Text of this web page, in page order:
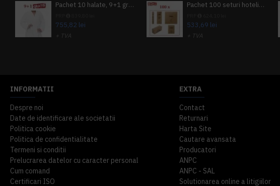
Pachet 10 halate, 9+1 gratuit
755,82 lei
+ TVA
Pachet 100 seturi hoteliere, set dentar, set barbierit, casca de dus, pila unghii, set cusut
533,69 lei
+ TVA
INFORMATII
Despre noi
Date de identificare ale societatii
Politica cookie
Politica de confidentialitate
Termeni si conditii
Prelucrarea datelor cu caracter personal
Cum comand
Certificari ISO
EXTRA
Contact
Returnari
Harta Site
Cautare avansata
Producatori
ANPC
ANPC - SAL
Solutionarea online a litigiilor